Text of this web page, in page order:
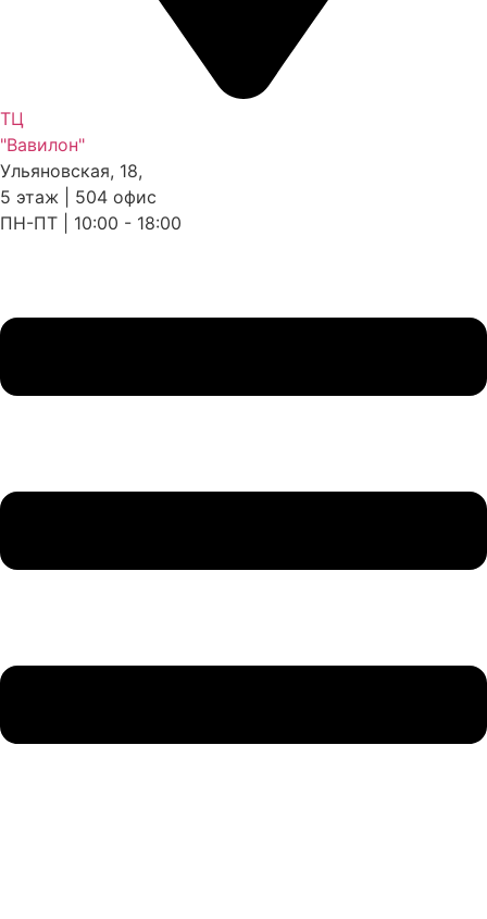
ТЦ
"Вавилон"
Ульяновская, 18,
5 этаж | 504 офис
ПН-ПТ | 10:00 - 18:00